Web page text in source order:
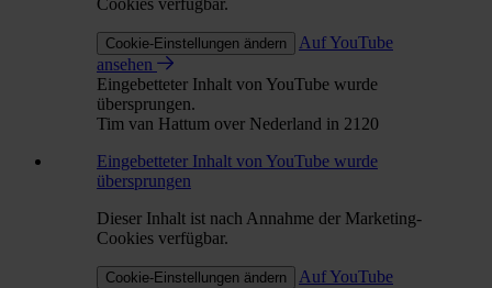
Cookies verfügbar.
Cookie-Einstellungen ändern
Auf YouTube
ansehen
Eingebetteter Inhalt von YouTube wurde
übersprungen.
Tim van Hattum over Nederland in 2120
Eingebetteter Inhalt von YouTube wurde
übersprungen
Dieser Inhalt ist nach Annahme der Marketing-
Cookies verfügbar.
Cookie-Einstellungen ändern
Auf YouTube